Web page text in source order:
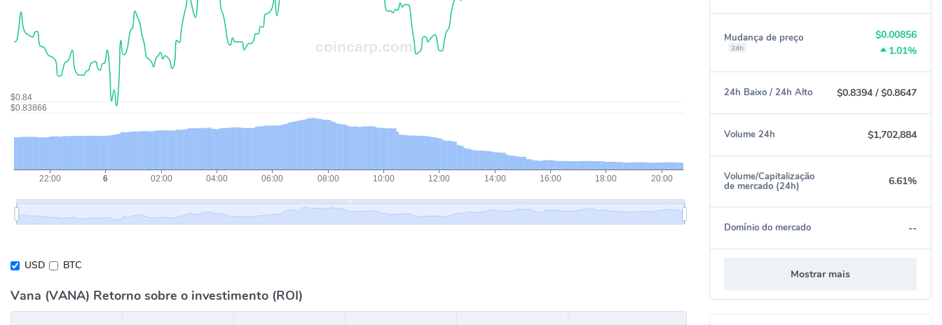
USD BTC
Vana (VANA) Retorno sobre o investimento (ROI)
Mudança de preço
24h
$0.00856
1.01%
24h Baixo / 24h Alto $0.8394 /$0.8647
Volume 24h $1,702,884
Volume/Capitalização
de mercado (24h) 6.61%
Domínio do mercado --
Mostrar mais